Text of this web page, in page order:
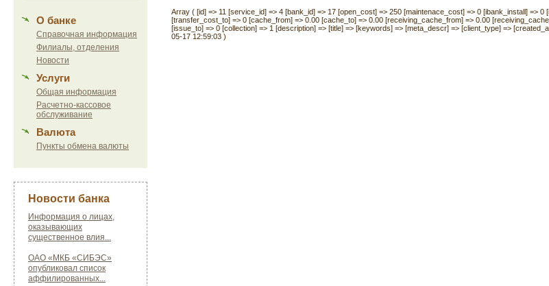
О банке
Справочная информация
Филиалы, отделения
Новости
Услуги
Общая информация
Расчетно-кассовое
обслуживание
Валюта
Пункты обмена валюты
Новости банка
Информация о лицах,
оказывающих
существенное влия...
ОАО «МКБ «СИБЭС»
опубликовал список
аффилированных...
Array ( [id] => 11 [service_id] => 4 [bank_id] => 17 [open_cost] => 250 [maintenace_cost] => 0 [ibank_install] =>
[transfer_cost_to] => 0 [cache_from] => 0.00 [cache_to] => 0.00 [receiving_cache_from] => 0.00
[issue_to] => 0 [collection] => 1 [description] => [title] => [keywords] => [meta_descr] => [client_type] =>
05-17 12:59:03 )